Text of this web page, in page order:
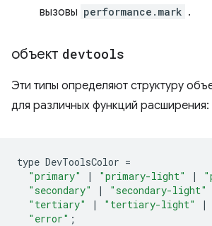
вызовы performance.mark .
объект devtools
Эти типы определяют структуру
для различных функций расширения:
type DevToolsColor =
"primary"
| "primary-light" |
"secondary"
| "secondary-light"
"tertiary"
| "tertiary-light" |
"error" ;